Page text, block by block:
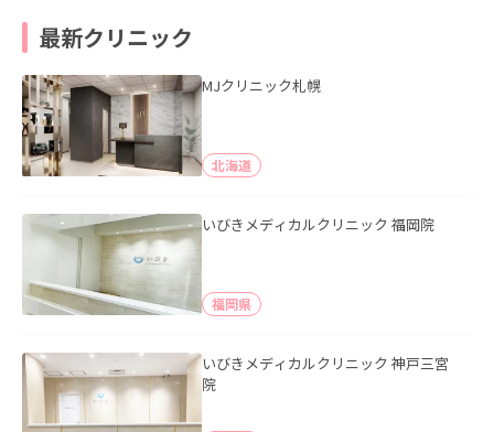
最新クリニック
MJクリニック札幌
北海道
いびきメディカルクリニック 福岡院
福岡県
いびきメディカルクリニック 神戸三宮
院